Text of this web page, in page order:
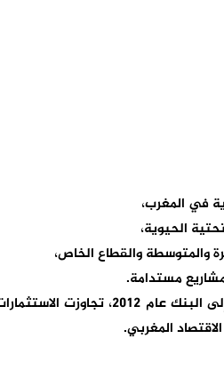
في المغرب،
الحيوية،
والمتوسطة والقطاع الخاص،
مشاريع مستدامة.
المغربي.